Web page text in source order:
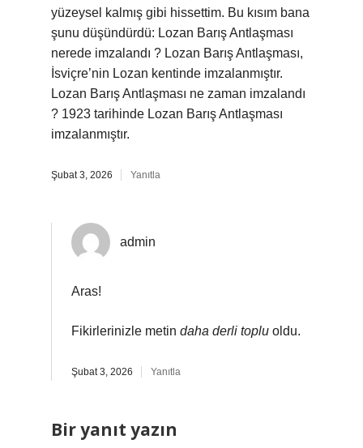
yüzeysel kalmış gibi hissettim. Bu kısım bana
şunu düşündürdü: Lozan Barış Antlaşması
nerede imzalandı ? Lozan Barış Antlaşması,
İsviçre’nin Lozan kentinde imzalanmıştır.
Lozan Barış Antlaşması ne zaman imzalandı
? 1923 tarihinde Lozan Barış Antlaşması
imzalanmıştır.
Şubat 3, 2026 Yanıtla
admin
Aras!
Fikirlerinizle metin daha derli toplu oldu.
Şubat 3, 2026 Yanıtla
Bir yanıt yazın